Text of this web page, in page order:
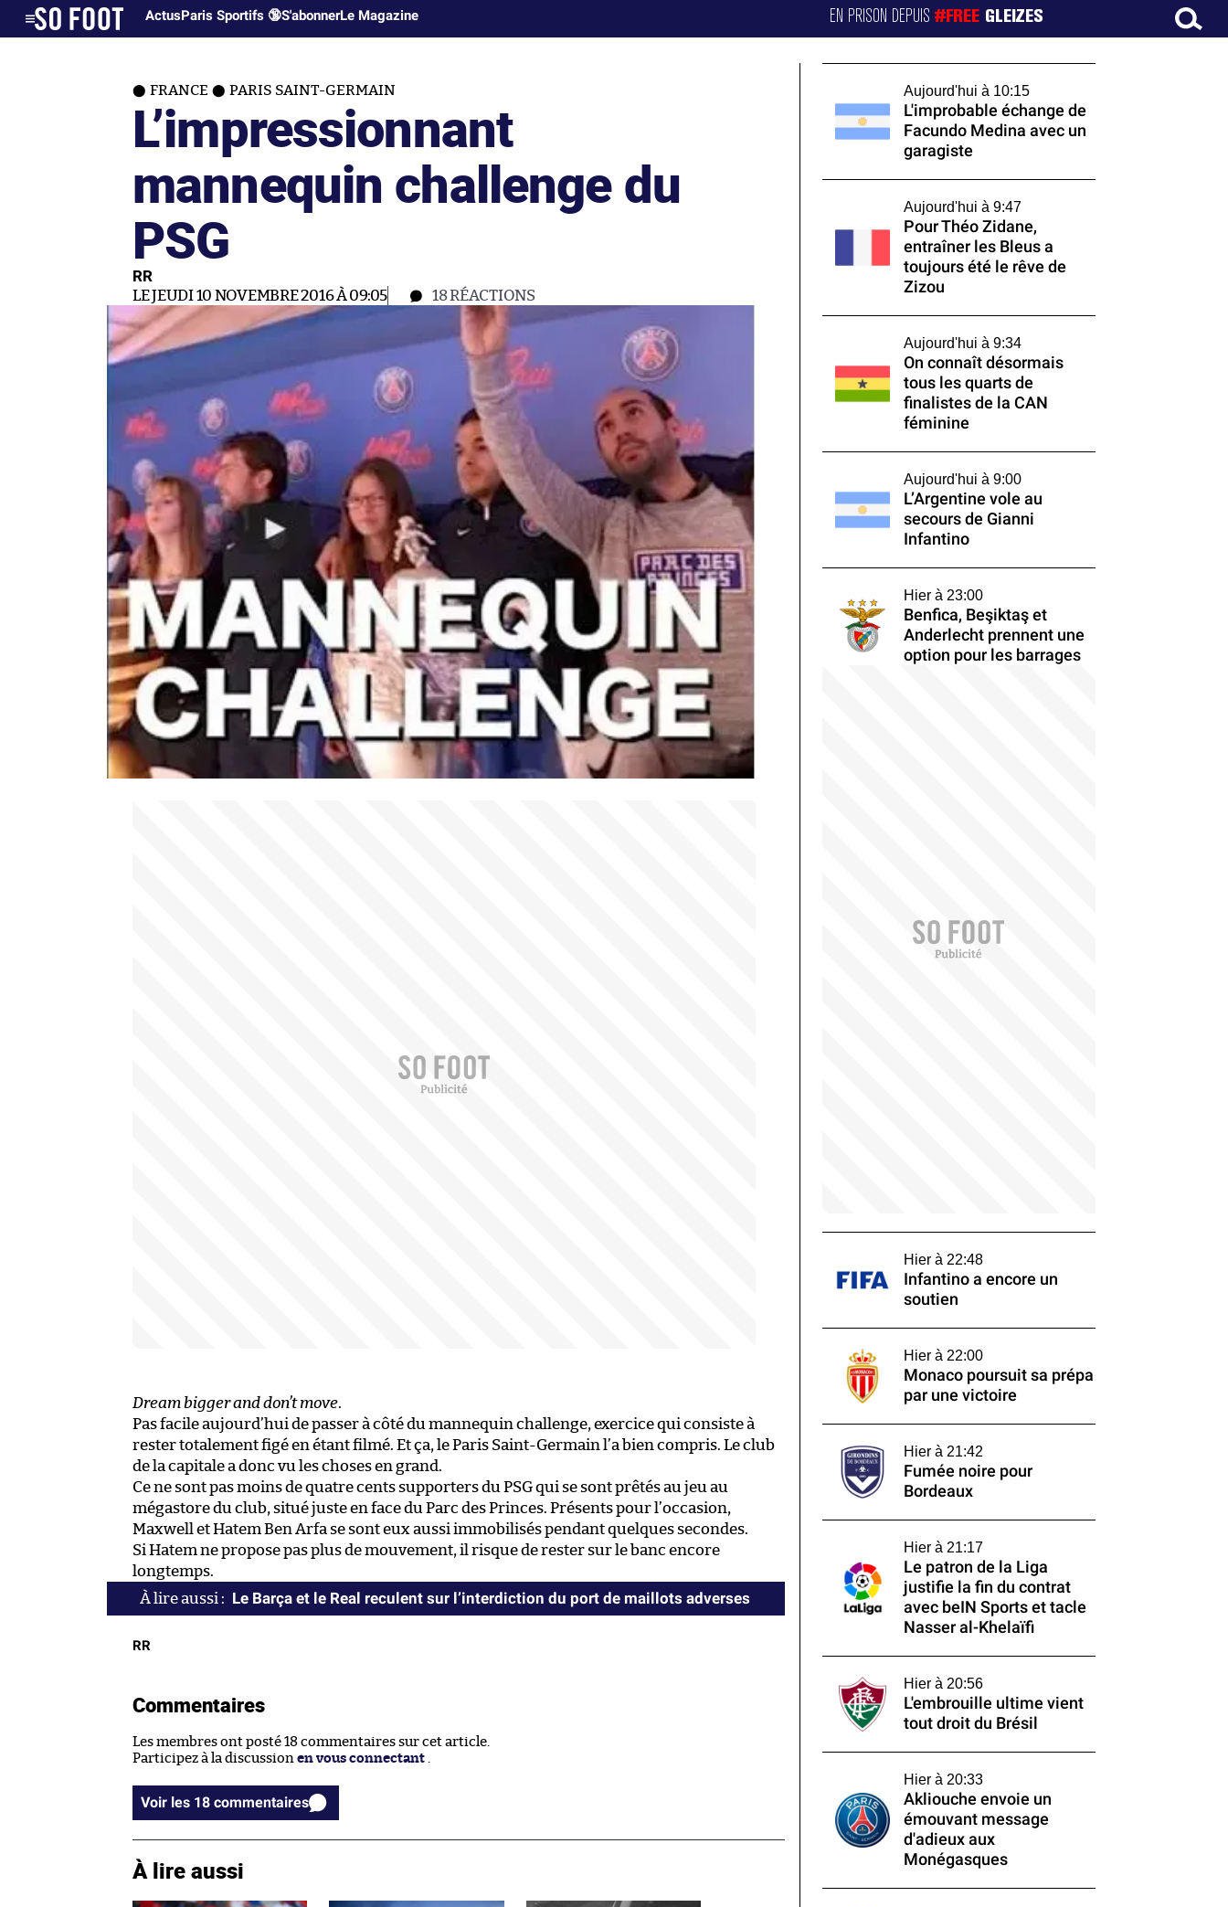
ActusParis Sportifs 🔞S'abonnerLe Magazine EN PRISON DEPUIS#FREE GLEIZES
FRANCE PARIS SAINT-GERMAIN
L’impressionnant
mannequin challenge du
PSG
RR
LE JEUDI 10 NOVEMBRE 2016 À 09:05 18RÉACTIONS
Dream bigger and don’t move.
Pas facile aujourd’hui de passer à côté du mannequin challenge, exercice qui consiste à
rester totalement figé en étant filmé. Et ça, le Paris Saint-Germain l’a bien compris. Le club
de la capitale a donc vu les choses en grand.
Ce ne sont pas moins de quatre cents supporters du PSG qui se sont prêtés au jeu au
mégastore du club, situé juste en face du Parc des Princes. Présents pour l’occasion,
Maxwell et Hatem Ben Arfa se sont eux aussi immobilisés pendant quelques secondes.
Si Hatem ne propose pas plus de mouvement, il risque de rester sur le banc encore
longtemps.
Le Barça et le Real reculent sur l’interdiction du port de maillots adverses
RR
Commentaires
Les membres ont posté 18 commentaires sur cet article.
Participez à la discussion en vous connectant
Voir les 18 commentaires
À lire aussi
Aujourd'hui à 10:15
L'improbable échange de
Facundo Medina avec un
garagiste
Aujourd'hui à 9:47
Pour Théo Zidane,
entraîner les Bleus a
toujours été le rêve de
Zizou
Aujourd'hui à 9:34
On connaît désormais
tous les quarts de
finalistes de la CAN
féminine
Aujourd'hui à 9:00
L’Argentine vole au
secours de Gianni
Infantino
Hier à 23:00
Benfica, Beşiktaş et
Anderlecht prennent une
option pour les barrages
Hier à 22:48
Infantino a encore un
soutien
Hier à 22:00
Monaco poursuit sa prépa
par une victoire
Hier à 21:42
Fumée noire pour
Bordeaux
Hier à 21:17
Le patron de la Liga
justifie la fin du contrat
avec beIN Sports et tacle
Nasser al-Khelaïfi
Hier à 20:56
L'embrouille ultime vient
tout droit du Brésil
Hier à 20:33
Akliouche envoie un
émouvant message
d'adieux aux
Monégasques